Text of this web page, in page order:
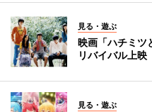
見る・遊ぶ
映画「ハチミツ
リバイバル上映
見る・遊ぶ